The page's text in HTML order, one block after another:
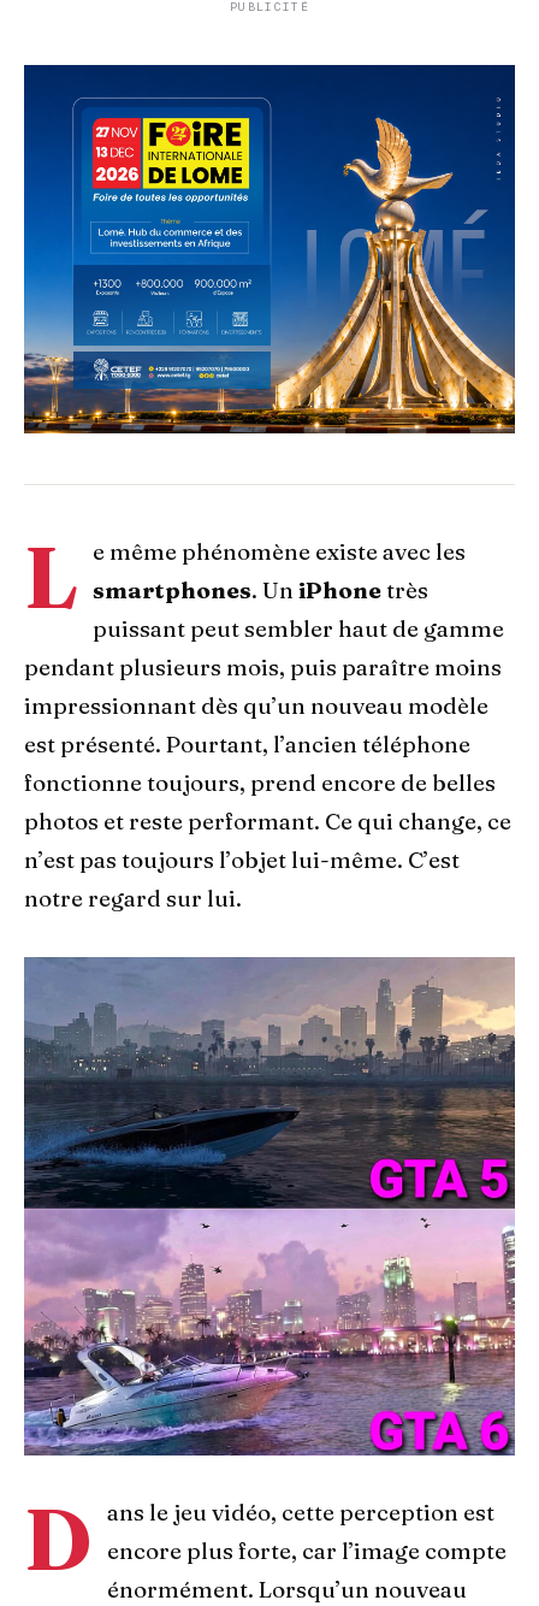
PUBLICITÉ
L
e même phénomène existe avec les
smartphones. Un iPhonetrès
puissant peut sembler haut de gamme
pendant plusieurs mois, puis paraître moins
impressionnant dès qu’un nouveau modèle
est présenté. Pourtant, l’ancien téléphone
fonctionne toujours, prend encore de belles
photos et reste performant. Ce qui change, ce
n’est pas toujours l’objet lui-même. C’est
notre regard sur lui.
D
ans le jeu vidéo, cette perception est
encore plus forte, car l’image compte
énormément. Lorsqu’un nouveau